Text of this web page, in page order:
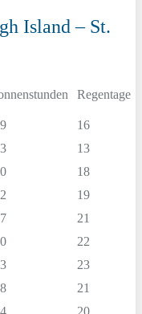
Island – St.
Regentage
16
13
18
19
21
22
23
21
20